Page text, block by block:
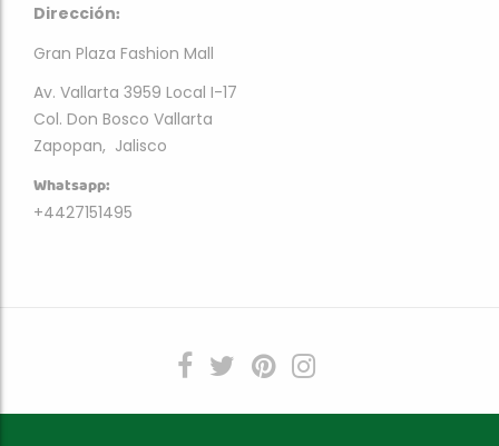
Dirección:
Gran Plaza Fashion Mall
Av. Vallarta 3959 Local I-17
Col. Don Bosco Vallarta
Zapopan, Jalisco
Whatsapp:
+4427151495